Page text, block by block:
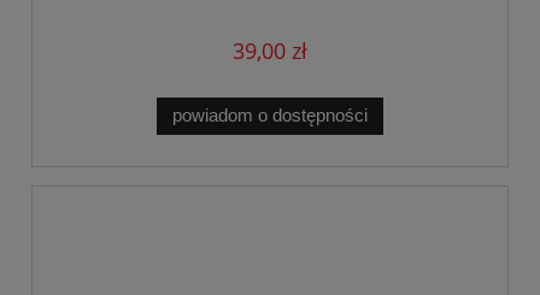
39,00 zł
powiadom o dostępności